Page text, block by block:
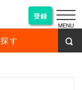
登録
す
MENU